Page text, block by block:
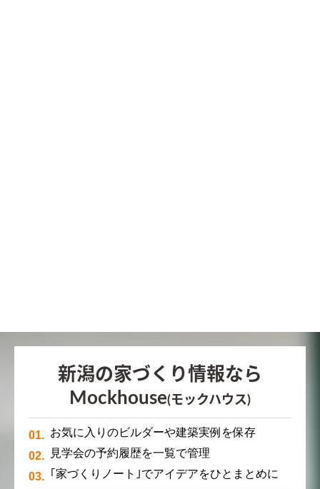
新潟の家づくり情報なら
Mockhouse(モックハウス)
お気に入りのビルダーや建築実例を保存
見学会の予約履歴を一覧で管理
｢家づくりノート｣でアイデアをひとまとめに